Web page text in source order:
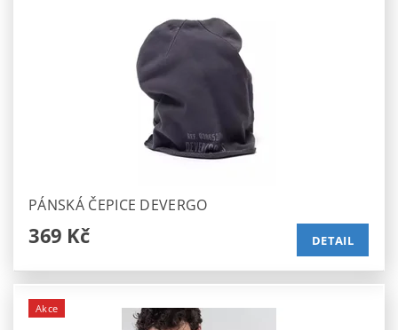
PÁNSKÁ ČEPICE DEVERGO
369 Kč DETAIL
Akce